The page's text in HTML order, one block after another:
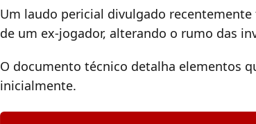
Um laudo pericial divulgado
de um ex-jogador, alterando o rumo das
O documento técnico detalha elementos
inicialmente.